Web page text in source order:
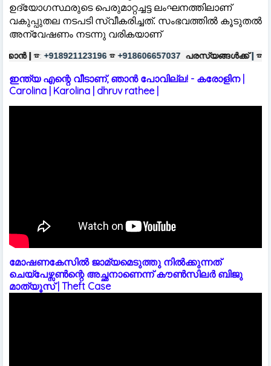
ഉദ്യോഗസ്ഥരുടെ പെരുമാറ്റച്ചട്ട ലംഘനത്തിലാണ്
വകുപ്പുതല നടപടി സ്വീകരിച്ചത്. സംഭവത്തിൽ കൂടുതൽ
അന്വേഷണം നടന്നു വരികയാണ്
☎ +918606657037 പരസ്യങ്ങൾക്ക്| ☎: +918921123196 ☎
ഇന്ത്യ എന്റെ വീടാണ്, ഞാൻ പോവില്ല! - കരോളിന |
Carolina | Karolina | dhruv rathee |
മോഷണകേസിൽ ജാമ്യമെടുത്തു നിൽക്കുന്നത്
ചെയ്പേഴ്സൺന്റെ അച്ഛനാണെന്ന് കൗൺസിലർ ബിജു
മാത്യൂസ് | Theft Case